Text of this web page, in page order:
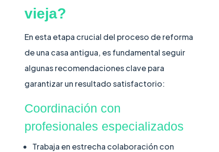
vieja?
En esta etapa crucial del proceso de reforma
de una casa antigua, es fundamental seguir
algunas recomendaciones clave para
garantizar un resultado satisfactorio:
Coordinación con
profesionales especializados
Trabaja en estrecha colaboración con